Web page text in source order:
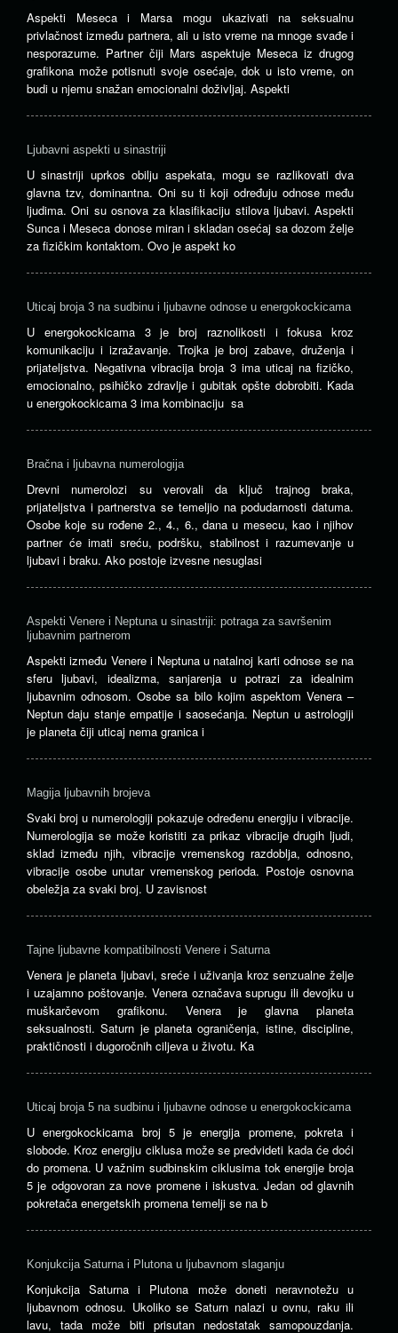
Aspekti Meseca i Marsa mogu ukazivati ​​na seksualnu
privlačnost između partnera, ali u isto vreme na mnoge svađe i
nesporazume. Partner čiji Mars aspektuje Meseca iz drugog
grafikona može potisnuti svoje osećaje, dok u isto vreme, on
budi u njemu snažan emocionalni doživljaj. Aspekti
Ljubavni aspekti u sinastriji
U sinastriji uprkos obilju aspekata, mogu se razlikovati dva
glavna tzv, dominantna. Oni su ti koji određuju odnose među
ljudima. Oni su osnova za klasifikaciju stilova ljubavi. Aspekti
Sunca i Meseca donose miran i skladan osećaj sa dozom želje
za fizičkim kontaktom. Ovo je aspekt ko
Uticaj broja 3 na sudbinu i ljubavne odnose u energokockicama
U energokockicama 3 je broj raznolikosti i fokusa kroz
komunikaciju i izražavanje. Trojka je broj zabave, druženja i
prijateljstva. Negativna vibracija broja 3 ima uticaj na fizičko,
emocionalno, psihičko zdravlje i gubitak opšte dobrobiti. Kada
u energokockicama 3 ima kombinaciju sa
Bračna i ljubavna numerologija
Drevni numerolozi su verovali da ključ trajnog braka,
prijateljstva i partnerstva se temeljio na podudarnosti datuma.
Osobe koje su rođene 2., 4., 6., dana u mesecu, kao i njihov
partner će imati sreću, podršku, stabilnost i razumevanje u
ljubavi i braku. Ako postoje izvesne nesuglasi
Aspekti Venere i Neptuna u sinastriji: potraga za savršenim
ljubavnim partnerom
Aspekti između Venere i Neptuna u natalnoj karti odnose se na
sferu ljubavi, idealizma, sanjarenja u potrazi za idealnim
ljubavnim odnosom. Osobe sa bilo kojim aspektom Venera –
Neptun daju stanje empatije i saosećanja. Neptun u astrologiji
je planeta čiji uticaj nema granica i
Magija ljubavnih brojeva
Svaki broj u numerologiji pokazuje određenu energiju i vibracije.
Numerologija se može koristiti za prikaz vibracije drugih ljudi,
sklad između njih, vibracije vremenskog razdoblja, odnosno,
vibracije osobe unutar vremenskog perioda. Postoje osnovna
obeležja za svaki broj. U zavisnost
Tajne ljubavne kompatibilnosti Venere i Saturna
Venera je planeta ljubavi, sreće i uživanja kroz senzualne želje
i uzajamno poštovanje. Venera označava suprugu ili devojku u
muškarčevom grafikonu. Venera je glavna planeta
seksualnosti. Saturn je planeta ograničenja, istine, discipline,
praktičnosti i dugoročnih ciljeva u životu. Ka
Uticaj broja 5 na sudbinu i ljubavne odnose u energokockicama
U energokockicama broj 5 je energija promene, pokreta i
slobode. Kroz energiju ciklusa može se predvideti kada će doći
do promena. U važnim sudbinskim ciklusima tok energije broja
5 je odgovoran za nove promene i iskustva. Jedan od glavnih
pokretača energetskih promena temelji se na b
Konjukcija Saturna i Plutona u ljubavnom slaganju
Konjukcija Saturna i Plutona može doneti neravnotežu u
ljubavnom odnosu. Ukoliko se Saturn nalazi u ovnu, raku ili
lavu, tada može biti prisutan nedostatak samopouzdanja.